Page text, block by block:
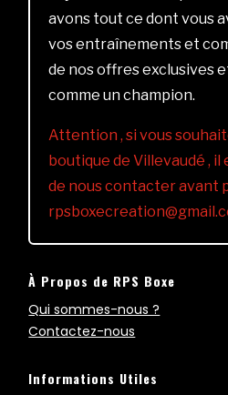
avons tout ce dont vous
vos entraînements et
de nos offres exclusives
comme un champion.
Attention , si vous
boutique de Villevaudé ,
de nous contacter avant
À Propos de RPS Boxe
Qui sommes-nous ?
Contactez-nous
Informations Utiles